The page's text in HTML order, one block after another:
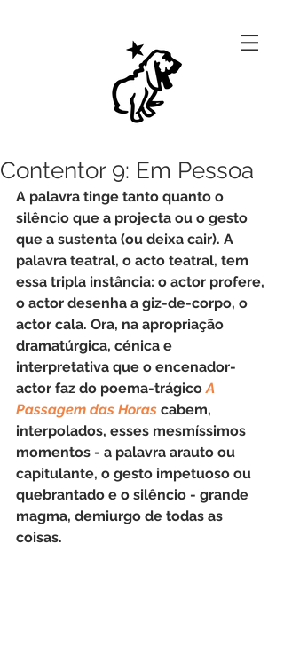
Contentor 9: Em Pessoa
A palavra tinge tanto quanto o
silêncio que a projecta ou o gesto
que a sustenta (ou deixa cair). A
palavra teatral, o acto teatral, tem
essa tripla instância: o actor profere,
o actor desenha a giz-de-corpo, o
actor cala. Ora, na apropriação
dramatúrgica, cénica e
interpretativa que o encenador-
actor faz do poema-trágico A
Passagem das Horas cabem,
interpolados, esses mesmíssimos
momentos - a palavra arauto ou
capitulante, o gesto impetuoso ou
quebrantado e o silêncio - grande
magma, demiurgo de todas as
coisas.